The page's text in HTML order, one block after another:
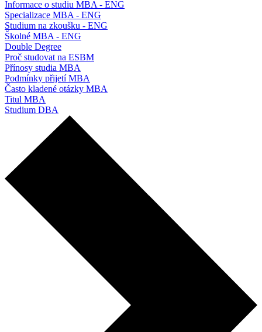
Informace o studiu MBA - ENG
Specializace MBA - ENG
Studium na zkoušku - ENG
Školné MBA - ENG
Double Degree
Proč studovat na ESBM
Přínosy studia MBA
Podmínky přijetí MBA
Často kladené otázky MBA
Titul MBA
Studium DBA